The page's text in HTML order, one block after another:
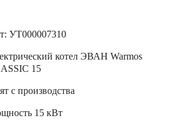
УТ000007310
котел ЭВАН Warmos
15
с производства
15 кВт